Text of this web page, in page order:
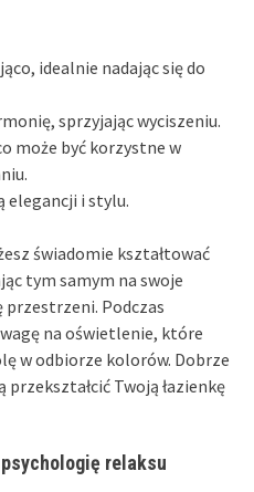
idealnie nadając się do
sprzyjając wyciszeniu.
może być korzystne w
elegancji i stylu.
świadomie kształtować
tym samym na swoje
przestrzeni. Podczas
na oświetlenie, które
w odbiorze kolorów. Dobrze
Twoją łazienkę
relaksu